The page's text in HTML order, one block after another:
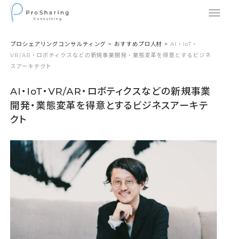
プロシェアリングコンサルティング > おすすめプロ人材 >AI・IoT・
VR/AR・ロボティクスなどの新規事業開発・業態変革を得意とするビジネ
スアーキテクト
AI・IoT・VR/AR・ロボティクスなどの新規事業
開発・業態変革を得意とするビジネスアーキテ
クト